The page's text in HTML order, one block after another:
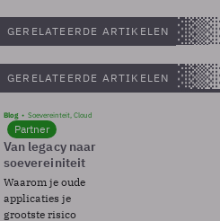
GERELATEERDE ARTIKELEN
GERELATEERDE ARTIKELEN
Blog Soevereinteit, Cloud
Partner
Van legacy naar
soevereiniteit
Waarom je oude
applicaties je
grootste risico